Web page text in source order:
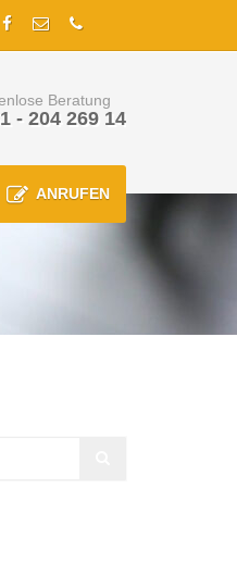
Beratung
- 204 269 14
ANRUFEN